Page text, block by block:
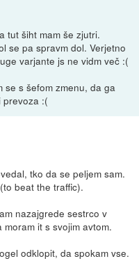
tut šiht mam še zjutri.
se pa spravm dol. Verjetno
varjante js ne vidm več :(
se s šefom zmenu, da ga
prevoza :(
tko da se peljem sam.
beat the traffic).
nazajgrede sestrco v
it s svojim avtom.
odklopit, da spokam vse.